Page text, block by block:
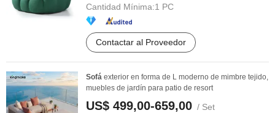
Cantidad Mínima:1 PC
Contactar al Proveedor
Sofá exterior en forma de L moderno de mimbre tejido,
muebles de jardín para patio de resort
US$ 499,00-659,00 / Set